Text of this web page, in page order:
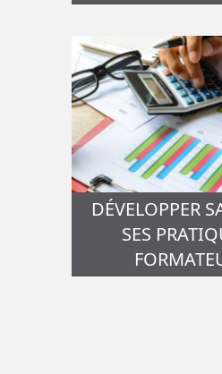
DÉVELOPPER
SES